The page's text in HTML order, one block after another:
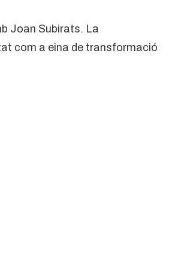
Joan Subirats. La
com a eina de transformació